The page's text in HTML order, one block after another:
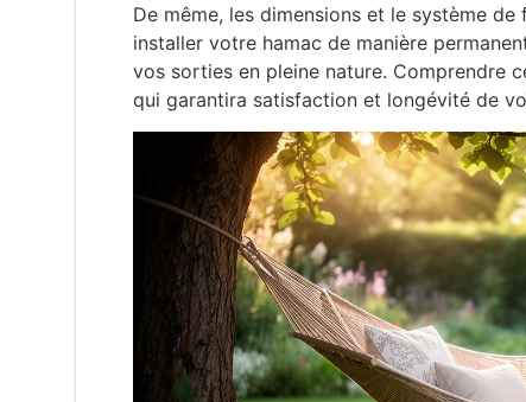
De même, les dimensions et le système
installer votre hamac de manière
vos sorties en pleine nature. Comprendre
qui garantira satisfaction et longévité de